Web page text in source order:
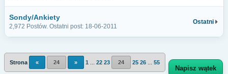
Sondy/Ankiety
2,972 Postów. Ostatni post: 18-06-2011
Ostatni
Strona « 24 » 1 22 23 24 25 26 55
Napisz wątek